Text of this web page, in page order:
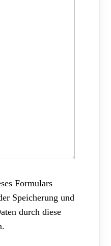
Formulars
Speicherung und
durch diese